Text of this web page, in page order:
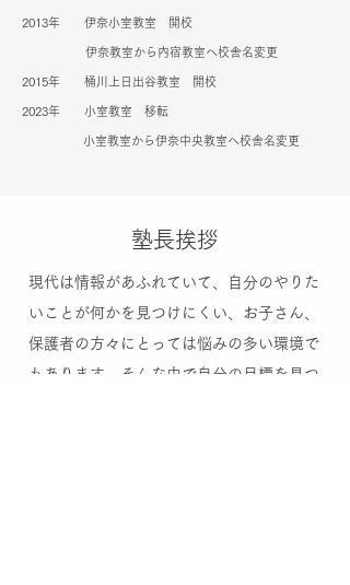
2013年 伊奈小室教室 開校
伊奈教室から内宿教室へ校舎名変更
2015年 桶川上日出谷教室 開校
2023年 小室教室 移転
小室教室から伊奈中央教室へ校舎名変更
塾長挨拶
現代は情報があふれていて、自分のやりた
いことが何かを見つけにくい、お子さん、
保護者の方々にとっては悩みの多い環境で
もあります。そんな中で自分の目標を見つ